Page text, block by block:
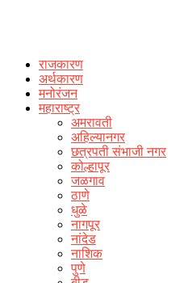
राजकारण
अर्थकारण
मनोरंजन
महाराष्ट्र
अमरावती
अहिल्यानगर
छत्रपती संभाजी नगर
कोल्हापूर
जळगाव
ठाणे
धुळे
नागपूर
नांदेड
नाशिक
पुणे